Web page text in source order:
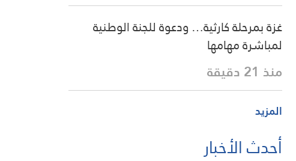
غزة بمرحلة كارثية… ودعوة للجنة الوطنية
لمباشرة مهامها
منذ 21 دقيقة
المزيد
أحدث الأخبار